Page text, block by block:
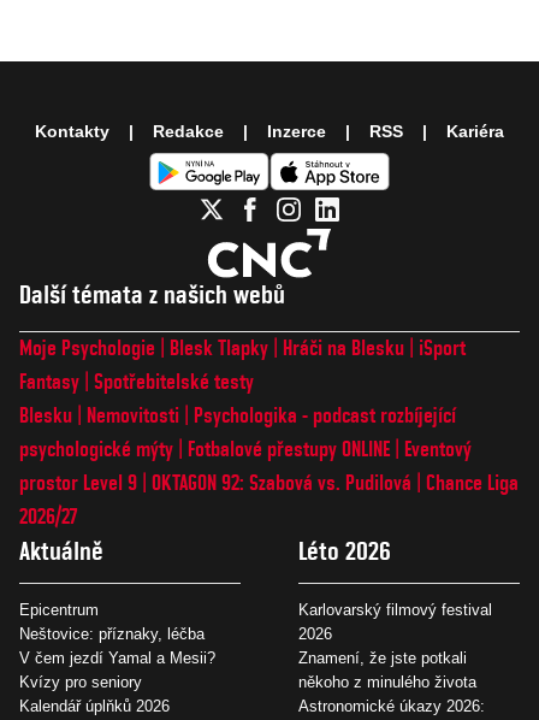
Další témata z našich webů
Moje Psychologie Blesk Tlapky Hráči na Blesku
iSport
Fantasy Spotřebitelské testy
Blesku
Nemovitosti
Psychologika - podcast rozbíjející
psychologické mýty
Fotbalové přestupy ONLINE
Eventový
prostor Level 9 OKTAGON 92: Szabová vs. Pudilová
Chance Liga
2026/27
Aktuálně
Epicentrum
Neštovice: příznaky, léčba
V čem jezdí Yamal a Mesii?
Kvízy pro seniory
Kalendář úplňků 2026
Léto 2026
Karlovarský filmový festival
2026
Znamení, že jste potkali
někoho z minulého života
Astronomické úkazy 2026:
Kontakty Redakce Inzerce RSS Kariéra